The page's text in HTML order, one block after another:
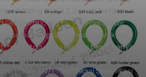
Paling Tebal 2,2 gram (setara
Sempertex) NOTE : Kita dekorator
bandingkan dengan merek lain
M***go, atau lainnya berat hanya
dan gampang pecah. Sertifikasi :
EN71 : Sertifikasi Spesifikasi